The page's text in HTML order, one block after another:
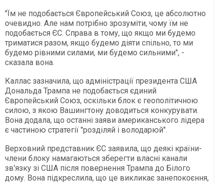
"Їм не подобається Європейський Союз, це абсолютно
очевидно. Але нам потрібно зрозуміти, чому їм не
подобається ЄС. Справа в тому, що якщо ми будемо
триматися разом, якщо будемо діяти спільно, то ми
будемо рівними силами, ми будемо сильними", -
сказала вона.
Каллас зазначила, що адміністрації президента США
Дональда Трампа не подобається єдиний
Європейський Союз, оскільки блок є геополітичною
силою, з якою Вашингтону доводиться конкурувати.
Вона додала, що останні заяви американського лідера
є частиною стратегії "розділяй і володарюй".
Верховний представник ЄС заявила, що деякі країни-
члени блоку намагаються зберегти власні канали
зв'язку зі США після повернення Трампа до Білого
дому. Вона підкреслила, що це викликає занепокоєння,